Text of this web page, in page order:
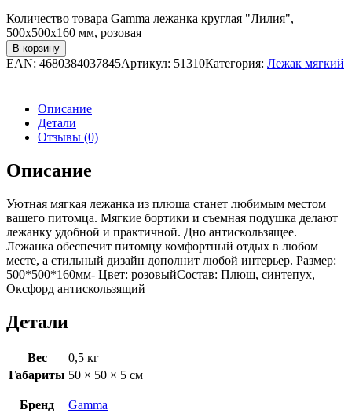
Количество товара Gamma лежанка круглая "Лилия",
500х500х160 мм, розовая
В корзину
EAN: 4680384037845Артикул: 51310Категория: Лежак мягкий
Описание
Детали
Отзывы (0)
Описание
Уютная мягкая лежанка из плюша станет любимым местом
вашего питомца. Мягкие бортики и съемная подушка делают
лежанку удобной и практичной. Дно антискользящее.
Лежанка обеспечит питомцу комфортный отдых в любом
месте, а стильный дизайн дополнит любой интерьер. Размер:
500*500*160мм- Цвет: розовыйСостав: Плюш, синтепух,
Оксфорд антискользящий
Детали
Вес
0,5 кг
Габариты 50 × 50 × 5 см
Бренд Gamma